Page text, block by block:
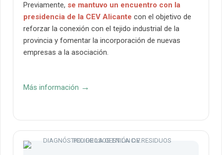
Previamente, se mantuvo un encuentro con la
presidencia de la CEV Alicante con el objetivo de
reforzar la conexión con el tejido industrial de la
provincia y fomentar la incorporación de nuevas
empresas a la asociación.
Más información →